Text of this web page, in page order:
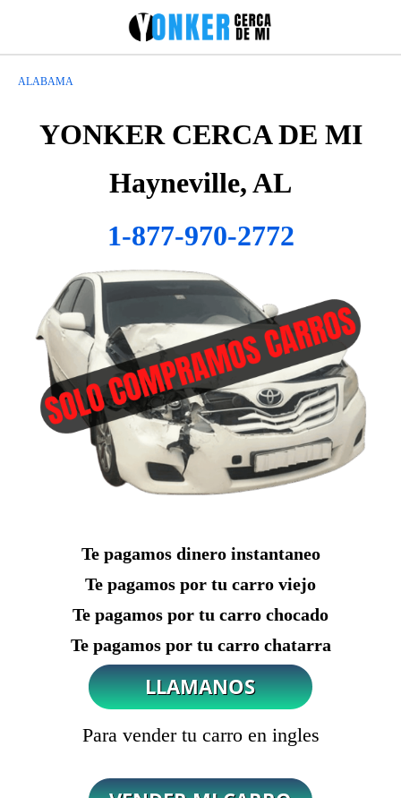
ALABAMA
YONKER CERCA DE MI
Hayneville, AL
1-877-970-2772
Te pagamos dinero instantaneo
Te pagamos por tu carro viejo
Te pagamos por tu carro chocado
Te pagamos por tu carro chatarra
Para vender tu carro en ingles